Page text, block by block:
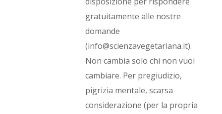
gratuitamente alle nostre
domande
(info@scienzavegetariana.it).
Non cambia solo chi non vuol
cambiare. Per pregiudizio,
pigrizia mentale, scarsa
considerazione (per la propria